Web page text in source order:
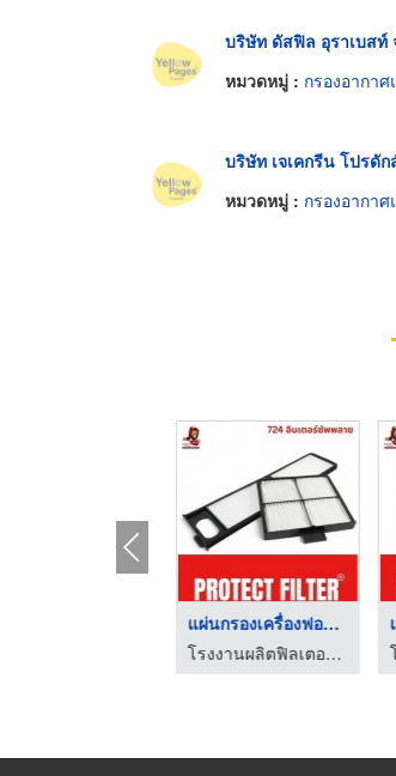
บริษัท ดัสฟิล อุราเบสท์
หมวดหมู่ : กรองอากา
บริษัท เจเคกรีน โปรดั
หมวดหมู่ : กรองอากา
แผ่นกรองอากาศ EXCAVA ...
โรงงานผลิตฟิลเตอร์กรองอากาศ แผ่นกรองฝุ่น PM2.5